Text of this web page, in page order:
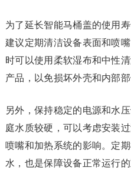
为了延长智能马桶盖的使用
建议定期清洁设备表面和喷
时可以使用柔软湿布和中性
产品，以免损坏外壳和内部部
另外，保持稳定的电源和水
庭水质较硬，可以考虑安装
喷嘴和加热系统的影响。定
水，也是保障设备正常运行的